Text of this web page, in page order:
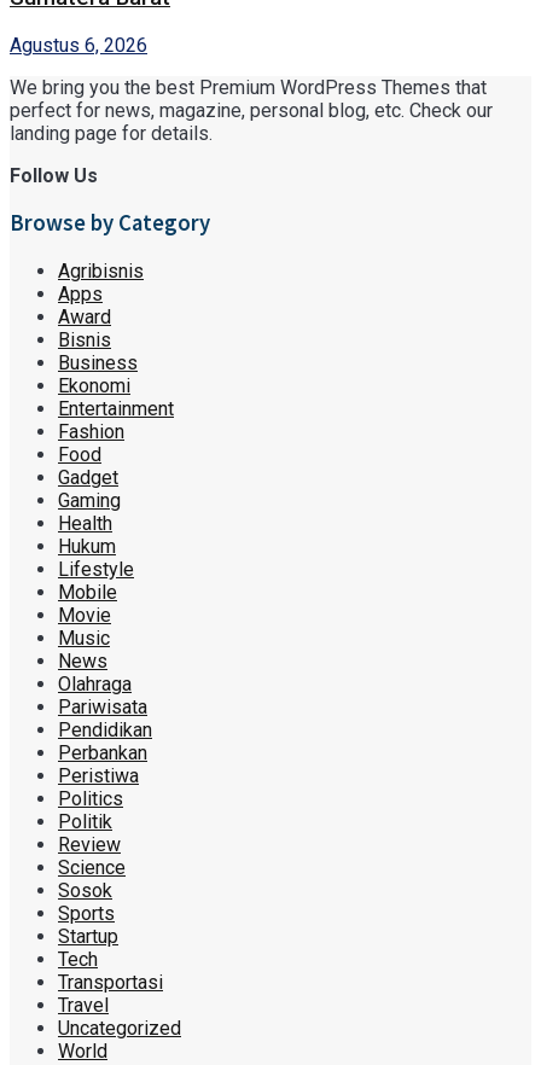
Agustus 6, 2026
We bring you the best Premium WordPress Themes that
perfect for news, magazine, personal blog, etc. Check our
landing page for details.
Follow Us
Browse by Category
Agribisnis
Apps
Award
Bisnis
Business
Ekonomi
Entertainment
Fashion
Food
Gadget
Gaming
Health
Hukum
Lifestyle
Mobile
Movie
Music
News
Olahraga
Pariwisata
Pendidikan
Perbankan
Peristiwa
Politics
Politik
Review
Science
Sosok
Sports
Startup
Tech
Transportasi
Travel
Uncategorized
World